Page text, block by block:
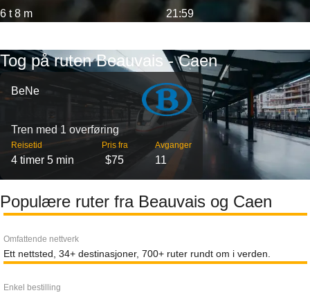
6 t 8 m 21:59
Tog på ruten Beauvais - Caen
BeNe
Tren med 1 overføring
Reisetid
4 timer 5 min
Pris fra
$75
Avganger
11
Populære ruter fra Beauvais og Caen
Omfattende nettverk
Ett nettsted, 34+ destinasjoner, 700+ ruter rundt om i verden.
Enkel bestilling